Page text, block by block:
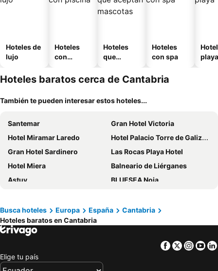
Hoteles de
lujo
Hoteles
con
Hoteles
que
mascotas
Hoteles
con spa
playa
Hoteles baratos cerca de Cantabria
También te pueden interesar estos hoteles...
Santemar
Gran Hotel Victoria
Hotel Miramar Laredo
Hotel Palacio Torre de Galizano
Gran Hotel Sardinero
Las Rocas Playa Hotel
Hotel Miera
Balneario de Liérganes
Astuy
BLUESEA Noja
posada carral cabarceno
Posada Santa Ana
Gran Hotel Balneario De Puente Viesgo
Hotel Spa Villa Pasiega
Hotel Faro de San Vicente
Busca hoteles Europa España
Cantabria
Hoteles baratos en Cantabria
Facebook
Twitter
Elige tu país